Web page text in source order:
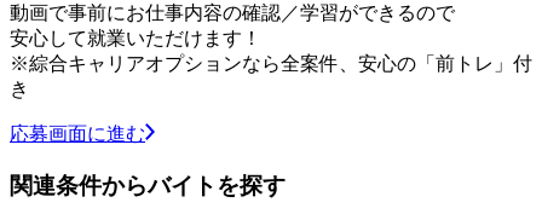
動画で事前にお仕事内容の確認／学習ができるので
安心して就業いただけます！
※綜合キャリアオプションなら全案件、安心の「前トレ」付
き
応募画面に進む
関連条件からバイトを探す